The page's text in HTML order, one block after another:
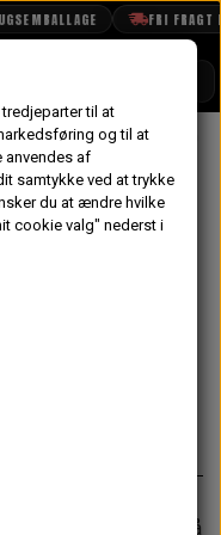
FRI FRAGT
Sider
/
Varen er på
til at
og til at
anvendes af
samtykke ved at trykke
du at ændre hvilke
cookie valg" nederst i